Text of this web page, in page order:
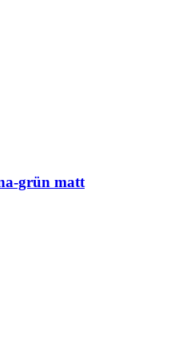
grün matt